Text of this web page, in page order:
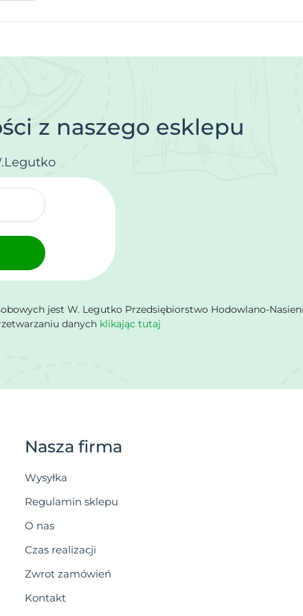
z naszego esklepu
jest W. Legutko Przedsiębiorstwo Hodowlano-
danych klikając tutaj
Nasza firma
Wysyłka
Regulamin sklepu
O nas
Czas realizacji
Zwrot zamówień
Kontakt